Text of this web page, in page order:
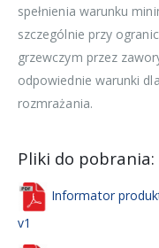
spełnienia warunku
szczególnie przy
grzewczym przez
odpowiednie warunki
rozmrażania.
Pliki do pobrania:
Informator
v1